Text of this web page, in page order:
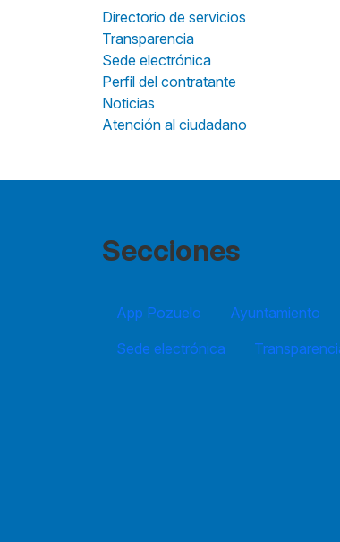
Directorio de servicios
Transparencia
Sede electrónica
Perfil del contratante
Noticias
Atención al ciudadano
Secciones
App Pozuelo Ayuntamiento
Sede electrónica